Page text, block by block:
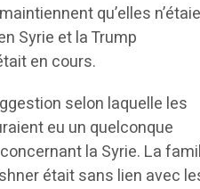
qu’elles
Syrie et la Trump
en cours.
selon laquelle les
eu un quelconque
la Syrie. La
était sans lien avec